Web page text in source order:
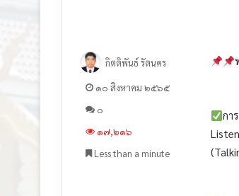
กา
กิตติพันธ์ รัตนคร
๑๐ สิงหาคม ๒๕๖๕
๐
๑๗,๒๑๖
Less than a minute